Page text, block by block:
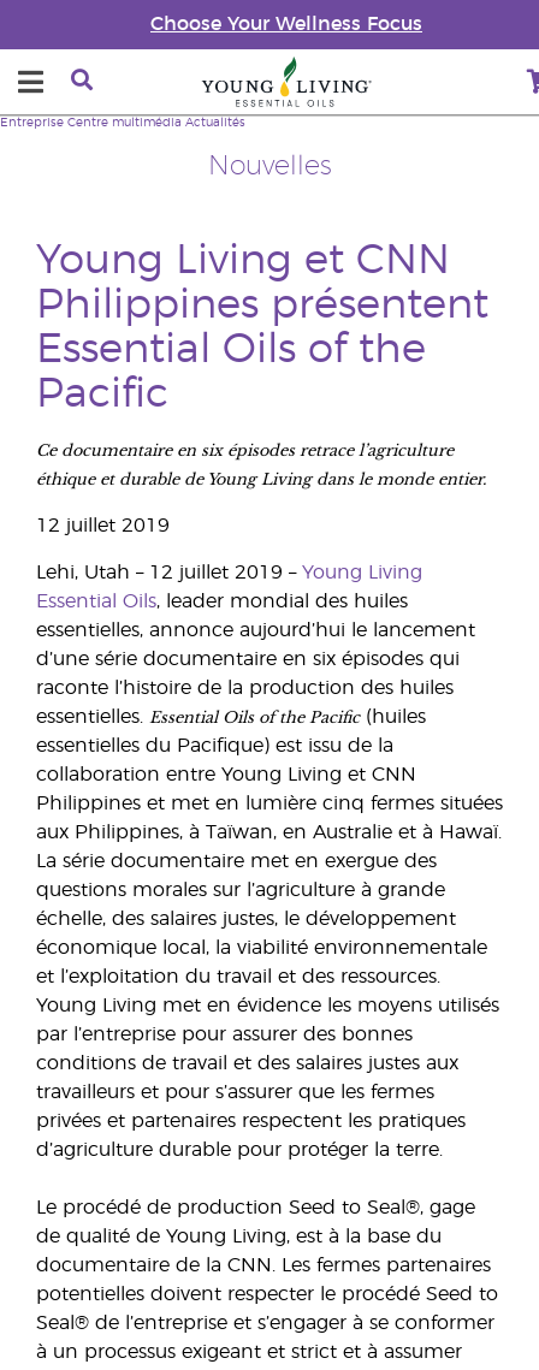
Choose Your Wellness Focus
Nouvelles
Entreprise Centre multimédia Actualités
Young Living et CNN
Philippines présentent
Essential Oils of the
Pacific
Ce documentaire en six épisodes retrace l’agriculture
éthique et durable de Young Living dans le monde entier.
12 juillet 2019
Lehi, Utah – 12 juillet 2019 – Young Living
Essential Oils, leader mondial des huiles
essentielles, annonce aujourd’hui le lancement
d’une série documentaire en six épisodes qui
raconte l’histoire de la production des huiles
essentielles. Essential Oils of the Pacific(huiles
essentielles du Pacifique) est issu de la
collaboration entre Young Living et CNN
Philippines et met en lumière cinq fermes situées
aux Philippines, à Taïwan, en Australie et à Hawaï.
La série documentaire met en exergue des
questions morales sur l’agriculture à grande
échelle, des salaires justes, le développement
économique local, la viabilité environnementale
et l’exploitation du travail et des ressources.
Young Living met en évidence les moyens utilisés
par l’entreprise pour assurer des bonnes
conditions de travail et des salaires justes aux
travailleurs et pour s’assurer que les fermes
privées et partenaires respectent les pratiques
d’agriculture durable pour protéger la terre.
Le procédé de production Seed to Seal®, gage
de qualité de Young Living, est à la base du
documentaire de la CNN. Les fermes partenaires
potentielles doivent respecter le procédé Seed to
Seal® de l’entreprise et s’engager à se conformer
à un processus exigeant et strict et à assumer